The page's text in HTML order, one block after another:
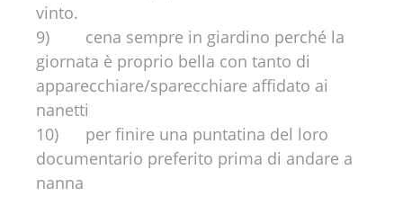
vinto.
9) cena sempre in giardino perché la
giornata è proprio bella con tanto di
apparecchiare/sparecchiare affidato ai
nanetti
10) per finire una puntatina del loro
documentario preferito prima di andare a
nanna